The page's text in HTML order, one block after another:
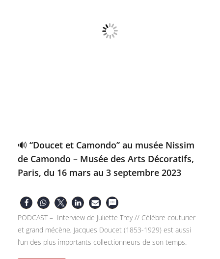
🔊 “Doucet et Camondo” au musée Nissim
de Camondo – Musée des Arts Décoratifs,
Paris, du 16 mars au 3 septembre 2023
PODCAST – Interview de Juliette Trey // Célèbre couturier
et grand mécène, Jacques Doucet (1853-1929) est aussi
l’un des plus importants collectionneurs de son temps.